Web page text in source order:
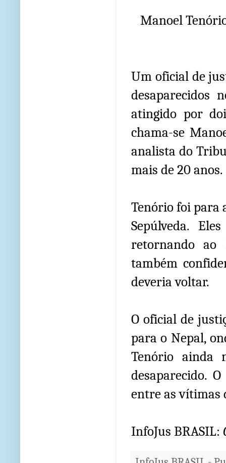
Manoel
Um oficial de
desaparecidos
atingido por
chama-se
analista do
mais de 20 anos.
Tenório foi para
Sepúlveda.
retornando ao
também
deveria voltar.
O oficial de
para o Nepal,
Tenório ainda
desaparecido.
entre as vítimas
InfoJus BRASIL: